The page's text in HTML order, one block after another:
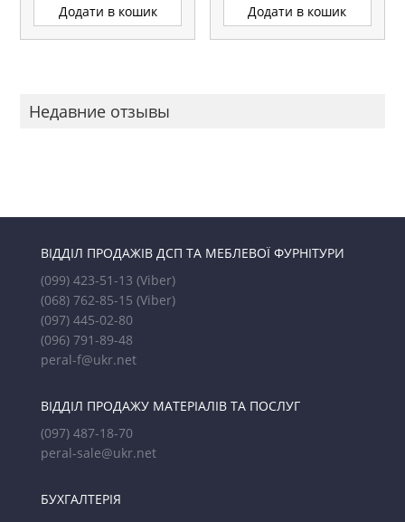
Додати в кошик Додати в кошик
Недавние отзывы
ВІДДІЛ ПРОДАЖІВ ДСП ТА МЕБЛЕВОЇ ФУРНІТУРИ
(099) 423-51-13 (Viber)
(068) 762-85-15 (Viber)
(097) 445-02-80
(096) 791-89-48
peral-f@ukr.net
ВІДДІЛ ПРОДАЖУ МАТЕРІАЛІВ ТА ПОСЛУГ
(097) 487-18-70
peral-sale@ukr.net
БУХГАЛТЕРІЯ